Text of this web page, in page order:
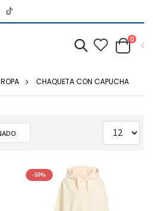
0
ROPA CHAQUETA CON CAPUCHA
-50%